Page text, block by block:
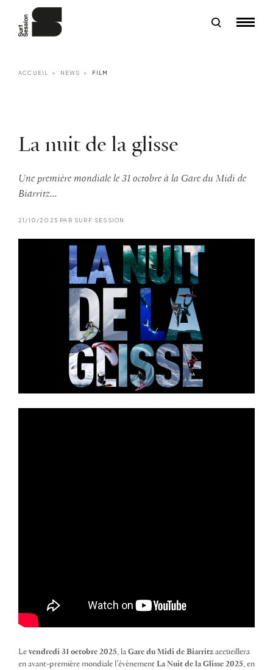
ACCUEIL NEWS FILM
La nuit de la glisse
Une première mondiale le 31 octobre à la Gare du Midi de
Biarritz...
21/10/2025 PAR SURF SESSION
Le vendredi 31 octobre 2025, la Gare du Midi de Biarritz accueillera
en avant-première mondiale l’évènement La Nuit de la Glisse 2025, en